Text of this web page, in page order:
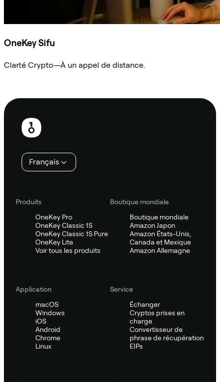
OneKey Sifu
Clarté Crypto—À un appel de distance.
Pied
page
Français
Produits
OneKey Pro
OneKey Classic 1S
OneKey Classic 1S Pure
OneKey Lite
Voir tous les produits
Boutique mondiale
Boutique mondiale
Amazon Japon
Amazon États-Unis,
Canada et Mexique
Amazon Allemagne
Application
macOS
Windows
iOS
Android
Chrome
Linux
Service
Échanger
Cryptos prises en
charge
Convertisseur de
phrase de récupération
EIPs